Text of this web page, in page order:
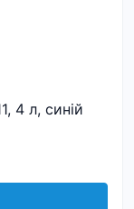
4 л, синій